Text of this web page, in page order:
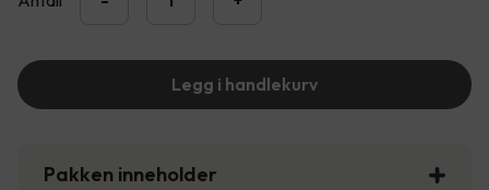
Legg i handlekurv
Pakken inneholder